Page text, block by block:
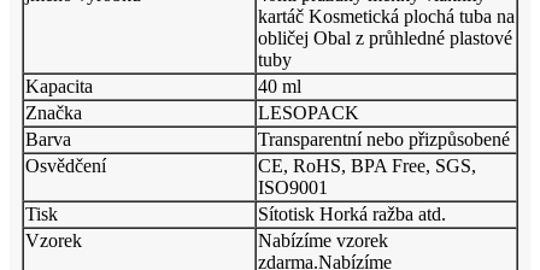
kartáč Kosmetická plochá tuba na
obličej Obal z průhledné plastové
tuby
Kapacita
40 ml
Značka
LESOPACK
Barva
Transparentní nebo přizpůsobené
Osvědčení
CE, RoHS, BPA Free, SGS,
ISO9001
Tisk
Sítotisk Horká ražba atd.
Vzorek
Nabízíme vzorek
zdarma.Nabízíme